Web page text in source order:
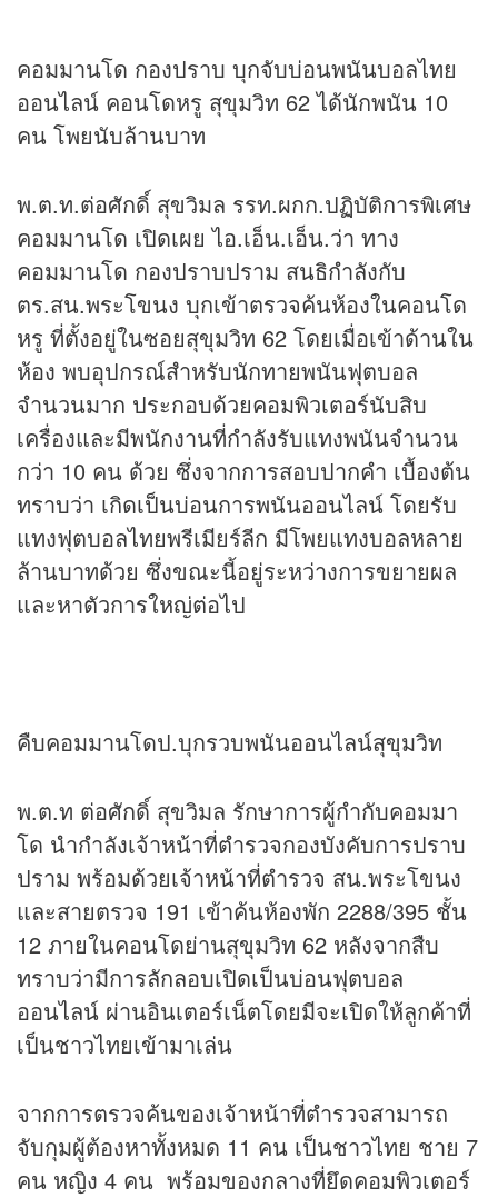
คอมมานโด กองปราบ บุกจับบ่อนพนันบอลไทย
ออนไลน์ คอนโดหรู สุขุมวิท 62 ได้นักพนัน 10
คน โพยนับล้านบาท
พ.ต.ท.ต่อศักดิ์ สุขวิมล รรท.ผกก.ปฏิบัติการพิเศษ
คอมมานโด เปิดเผย ไอ.เอ็น.เอ็น.ว่า ทาง
คอมมานโด กองปราบปราม สนธิกำลังกับ
ตร.สน.พระโขนง บุกเข้าตรวจค้นห้องในคอนโด
หรู ที่ตั้งอยู่ในซอยสุขุมวิท 62 โดยเมื่อเข้าด้านใน
ห้อง พบอุปกรณ์สำหรับนักทายพนันฟุตบอล
จำนวนมาก ประกอบด้วยคอมพิวเตอร์นับสิบ
เครื่องและมีพนักงานที่กำลังรับแทงพนันจำนวน
กว่า 10 คน ด้วย ซึ่งจากการสอบปากคำ เบื้องต้น
ทราบว่า เกิดเป็นบ่อนการพนันออนไลน์ โดยรับ
แทงฟุตบอลไทยพรีเมียร์ลีก มีโพยแทงบอลหลาย
ล้านบาทด้วย ซึ่งขณะนี้อยู่ระหว่างการขยายผล
และหาตัวการใหญ่ต่อไป
คืบคอมมานโดป.บุกรวบพนันออนไลน์สุขุมวิท
พ.ต.ท ต่อศักดิ์ สุขวิมล รักษาการผู้กำกับคอมมา
โด นำกำลังเจ้าหน้าที่ตำรวจกองบังคับการปราบ
ปราม พร้อมด้วยเจ้าหน้าที่ตำรวจ สน.พระโขนง
และสายตรวจ 191 เข้าค้นห้องพัก 2288/395 ชั้น
12 ภายในคอนโดย่านสุขุมวิท 62 หลังจากสืบ
ทราบว่ามีการลักลอบเปิดเป็นบ่อนฟุตบอล
ออนไลน์ ผ่านอินเตอร์เน็ตโดยมีจะเปิดให้ลูกค้าที่
เป็นชาวไทยเข้ามาเล่น
จากการตรวจค้นของเจ้าหน้าที่ตำรวจสามารถ
จับกุมผู้ต้องหาทั้งหมด 11 คน เป็นชาวไทย ชาย 7
คน หญิง 4 คน พร้อมของกลางที่ยึดคอมพิวเตอร์